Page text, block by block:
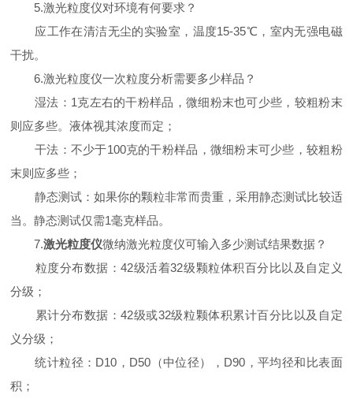
5.激光粒度仪对环境有何要求？
应工作在清洁无尘的实验室，温度15-35℃，室内无强电磁
干扰。
6.激光粒度仪一次粒度分析需要多少样品？
湿法：1克左右的干粉样品，微细粉末也可少些，较粗粉末
则应多些。液体视其浓度而定；
干法：不少于100克的干粉样品，微细粉末可少些，较粗粉
末则应多些；
静态测试：如果你的颗粒非常而贵重，采用静态测试比较适
当。静态测试仅需1毫克样品。
7.激光粒度仪微纳激光粒度仪可输入多少测试结果数据？
粒度分布数据：42级活着32级颗粒体积百分比以及自定义
分级；
累计分布数据：42级或32级粒颗体积累计百分比以及自定
义分级；
统计粒径：D10，D50（中位径），D90，平均径和比表面
积；